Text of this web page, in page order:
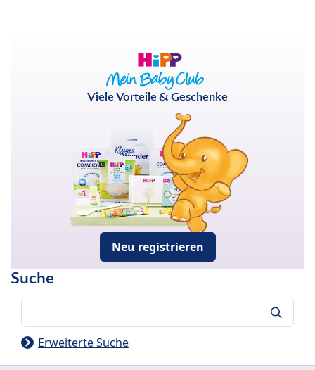
Viele Vorteile & Geschenke
Neu registrieren
Suche
Erweiterte Suche